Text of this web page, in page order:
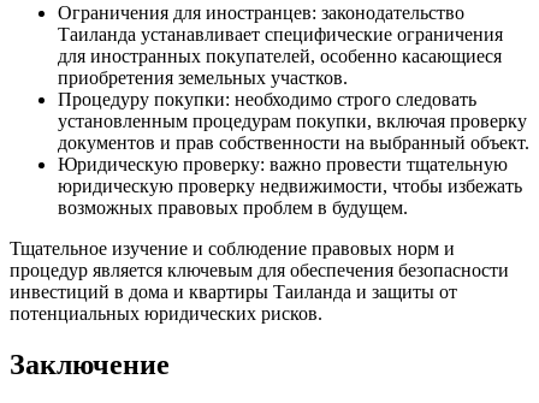
Ограничения для иностранцев: законодательство
Таиланда устанавливает специфические ограничения
для иностранных покупателей, особенно касающиеся
приобретения земельных участков.
Процедуру покупки: необходимо строго следовать
установленным процедурам покупки, включая проверку
документов и прав собственности на выбранный объект.
Юридическую проверку: важно провести тщательную
юридическую проверку недвижимости, чтобы избежать
возможных правовых проблем в будущем.
Тщательное изучение и соблюдение правовых норм и
процедур является ключевым для обеспечения безопасности
инвестиций в дома и квартиры Таиланда и защиты от
потенциальных юридических рисков.
Заключение